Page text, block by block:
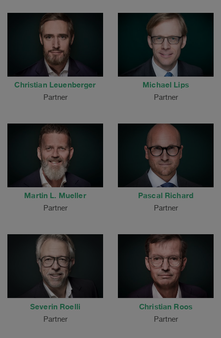
Christian Leuenberger
Partner
Michael Lips
Partner
Martin L. Mueller
Partner
Pascal Richard
Partner
Severin Roelli
Partner
Christian Roos
Partner